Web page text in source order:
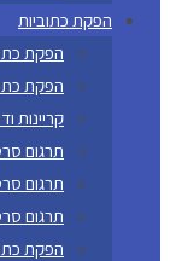
הפקת כתוביות
הפקת
הפקת
קריינות
תרגום
תרגום
תרגום
הפקת